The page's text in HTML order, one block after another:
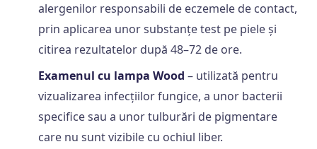
alergenilor responsabili de eczemele de contact,
prin aplicarea unor substanțe test pe piele și
citirea rezultatelor după 48–72 de ore.
Examenul cu lampa Wood – utilizată pentru
vizualizarea infecțiilor fungice, a unor bacterii
specifice sau a unor tulburări de pigmentare
care nu sunt vizibile cu ochiul liber.